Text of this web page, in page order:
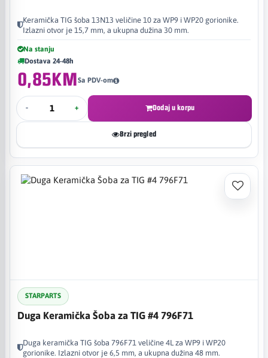
Keramička TIG šoba 13N13 veličine 10 za WP9 i WP20 gorionike.
Izlazni otvor je 15,7 mm, a ukupna dužina 30 mm.
Na stanju
Dostava 24-48h
0,85KMSa PDV-om
- + Dodaj u korpu
Brzi pregled
STARPARTS
Duga Keramička Šoba za TIG #4 796F71
Duga keramička TIG šoba 796F71 veličine 4L za WP9 i WP20
gorionike. Izlazni otvor je 6,5 mm, a ukupna dužina 48 mm.